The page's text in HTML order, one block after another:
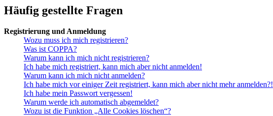
Häufig gestellte Fragen
Registrierung und Anmeldung
Wozu muss ich mich registrieren?
Was ist COPPA?
Warum kann ich mich nicht registrieren?
Ich habe mich registriert, kann mich aber nicht anmelden!
Warum kann ich mich nicht anmelden?
Ich habe mich vor einiger Zeit registriert, kann mich aber nicht mehr anmelden?!
Ich habe mein Passwort vergessen!
Warum werde ich automatisch abgemeldet?
Wozu ist die Funktion „Alle Cookies löschen“?